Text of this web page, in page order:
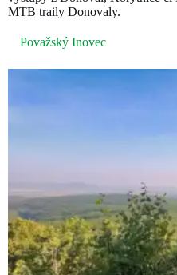
MTB traily Donovaly.
Považský Inovec